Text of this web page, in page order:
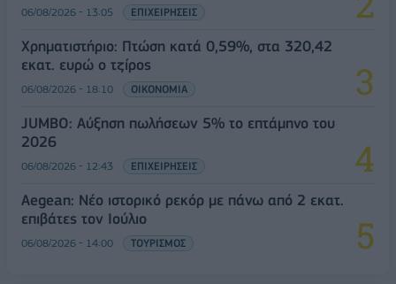
06/08/2026 - 13:05 ΕΠΙΧΕΙΡΗΣΕΙΣ
Χρηματιστήριο: Πτώση κατά 0,59%, στα 320,42
εκατ. ευρώ ο τζίρος
06/08/2026 - 18:10 ΟΙΚΟΝΟΜΙΑ
JUMBO: Αύξηση πωλήσεων 5% το επτάμηνο του
2026
06/08/2026 - 12:43 ΕΠΙΧΕΙΡΗΣΕΙΣ
Aegean: Νέο ιστορικό ρεκόρ με πάνω από 2 εκατ.
επιβάτες τον Ιούλιο
06/08/2026 - 14:00 ΤΟΥΡΙΣΜΟΣ